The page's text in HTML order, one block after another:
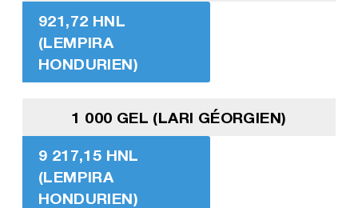
921,72 HNL
(LEMPIRA
HONDURIEN)
1 000 GEL (LARI GÉORGIEN)
9 217,15 HNL
(LEMPIRA
HONDURIEN)